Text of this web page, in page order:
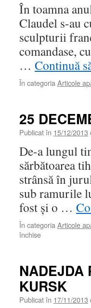
În toamna
Claudel s-au
sculpturii
comandase,
… Continuă
În categoria Articole
25
Publicat în 15/12/2013
De-a lungul
sărbătoarea
strânsă în
sub ramurile
fost şi o …
În categoria Articole
închise
FĂRĂ
CRĂCIUN!
NADEJDA
KURSK
Publicat în 17/11/2013